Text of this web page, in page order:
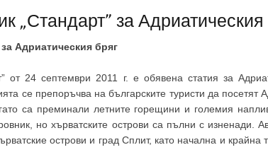
„Стандарт” за Адриатическия
Адриатическия бряг
от 24 септември 2011 г. е обявена статия за
се препоръчва на българските туристи да посетят
са преминали летните горещини и големия
но хърватските острови са пълни с изненади.
острови и град Сплит, като начална и крайна